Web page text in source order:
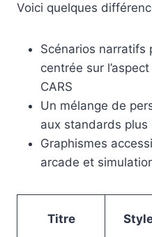
Voici quelques
Scénarios narratifs
centrée sur
CARS
Un mélange de
aux standards
Graphismes
arcade et
Titre